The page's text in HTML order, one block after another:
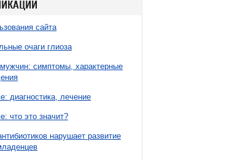
сайта
очаги глиоза
симптомы, характерные
диагностика, лечение
что это значит?
нарушает развитие